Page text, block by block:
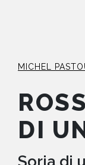
MICHEL
DI
Soria di